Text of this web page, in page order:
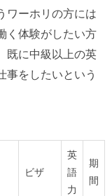
ワーホリの方には
く体験がしたい方
既に中級以上の英
事をしたいという
ビザ
英
語
力
期
間